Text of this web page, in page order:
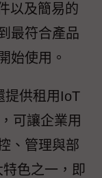
以及簡易的
最符合產品
始使用。
提供租用IoT
可讓企業用
、管理與部
色之一，即